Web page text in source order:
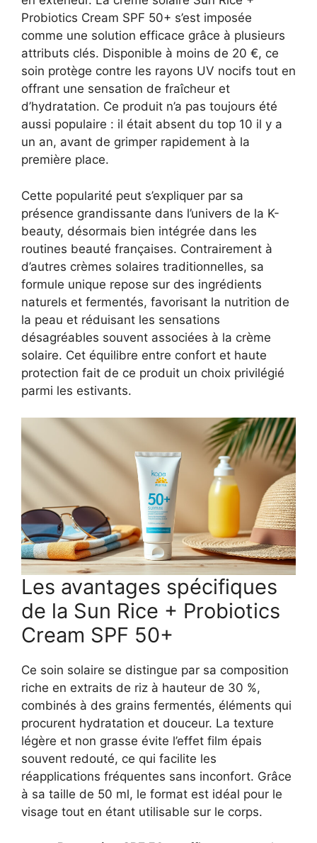
Probiotics Cream SPF 50+ s’est imposée
comme une solution efficace grâce à plusieurs
attributs clés. Disponible à moins de 20 €, ce
soin protège contre les rayons UV nocifs tout en
offrant une sensation de fraîcheur et
d’hydratation. Ce produit n’a pas toujours été
aussi populaire : il était absent du top 10 il y a
un an, avant de grimper rapidement à la
première place.
Cette popularité peut s’expliquer par sa
présence grandissante dans l’univers de la K-
beauty, désormais bien intégrée dans les
routines beauté françaises. Contrairement à
d’autres crèmes solaires traditionnelles, sa
formule unique repose sur des ingrédients
naturels et fermentés, favorisant la nutrition de
la peau et réduisant les sensations
désagréables souvent associées à la crème
solaire. Cet équilibre entre confort et haute
protection fait de ce produit un choix privilégié
parmi les estivants.
Les avantages spécifiques
de la Sun Rice + Probiotics
Cream SPF 50+
Ce soin solaire se distingue par sa composition
riche en extraits de riz à hauteur de 30 %,
combinés à des grains fermentés, éléments qui
procurent hydratation et douceur. La texture
légère et non grasse évite l’effet film épais
souvent redouté, ce qui facilite les
réapplications fréquentes sans inconfort. Grâce
à sa taille de 50 ml, le format est idéal pour le
visage tout en étant utilisable sur le corps.